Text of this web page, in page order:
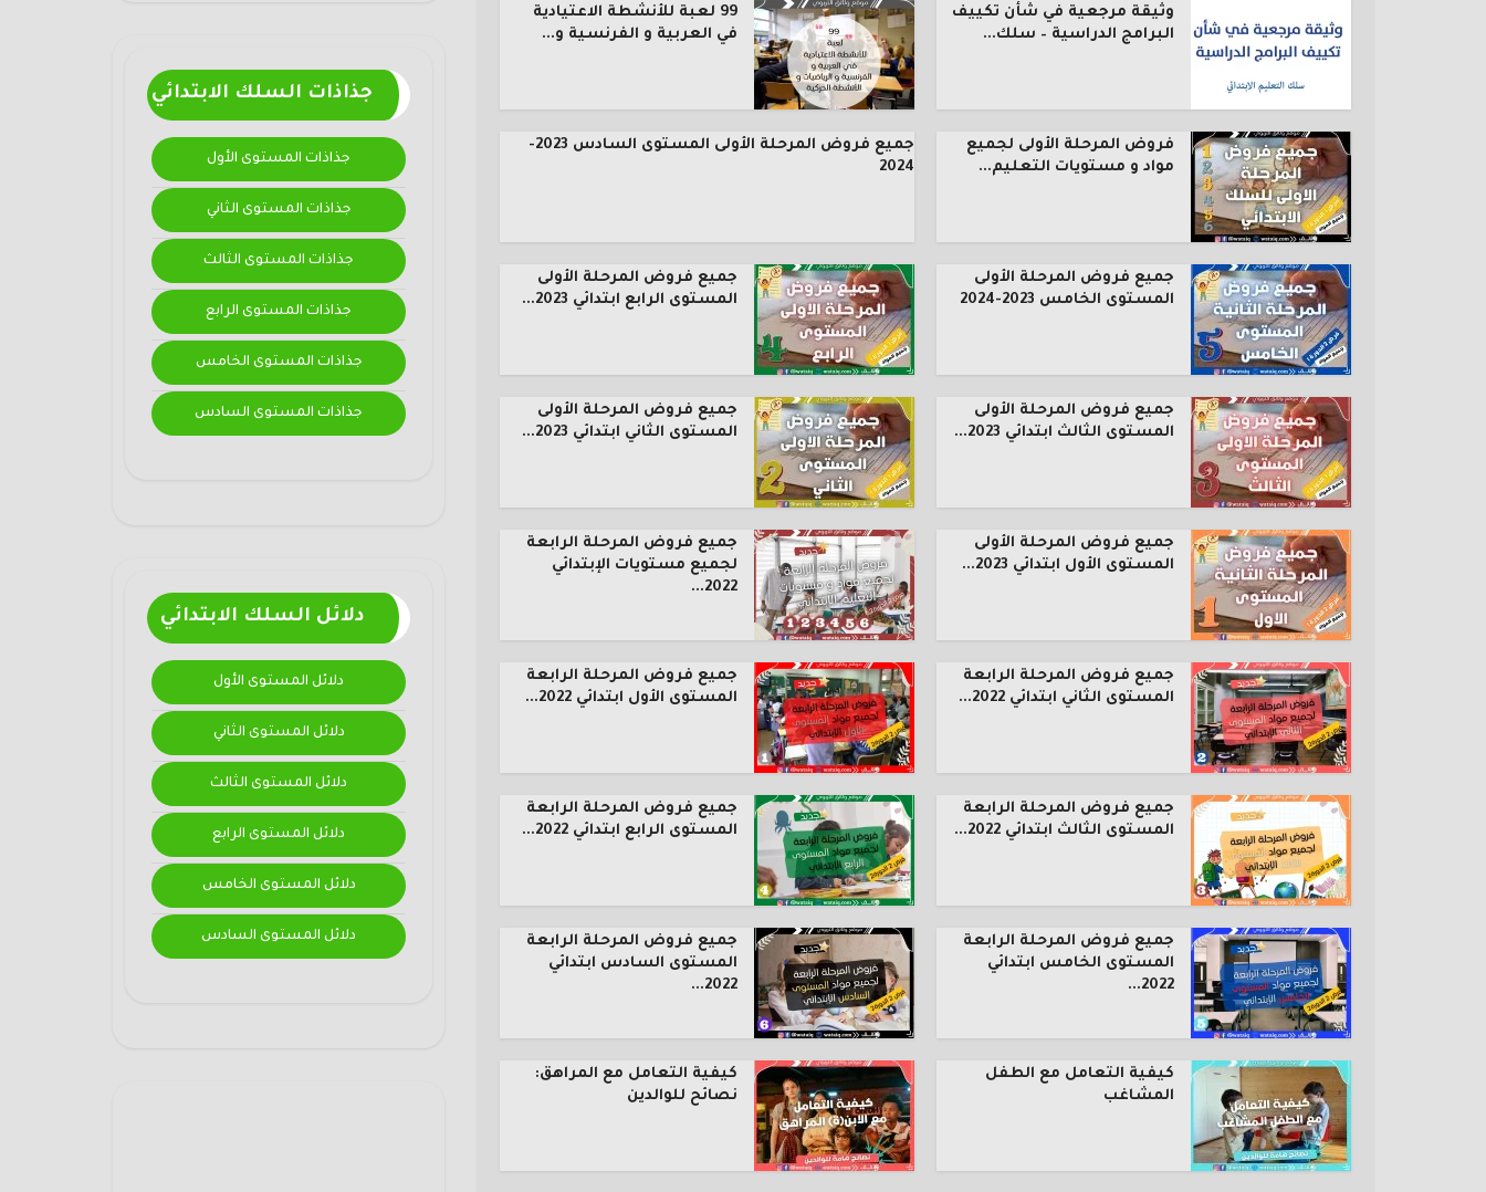
جذاذات السلك الابتدائي
جذاذات المستوى الأول
جذاذات المستوى الثاني
جذاذات المستوى الثالث
جذاذات المستوى الرابع
جذاذات المستوى الخامس
جذاذات المستوى السادس
دلائل السلك الابتدائي
دلائل المستوى الأول
دلائل المستوى الثاني
دلائل المستوى الثالث
دلائل المستوى الرابع
دلائل المستوى الخامس
دلائل المستوى السادس
وثيقة مرجعية في شأن تكييف
البرامج الدراسية – سلك...
99 لعبة للأنشطة الاعتيادية
في العربية و الفرنسية و...
فروض المرحلة الأولى لجميع
مواد و مستويات التعليم...
جميع فروض المرحلة الأولى المستوى السادس 2023-
2024
جميع فروض المرحلة الأولى
المستوى الخامس 2023-2024
جميع فروض المرحلة الأولى
المستوى الرابع ابتدائي 2023...
جميع فروض المرحلة الأولى
المستوى الثالث ابتدائي 2023...
جميع فروض المرحلة الأولى
المستوى الثاني ابتدائي 2023...
جميع فروض المرحلة الأولى
المستوى الأول ابتدائي 2023...
جميع فروض المرحلة الرابعة
لجميع مستويات الإبتدائي
2022...
جميع فروض المرحلة الرابعة
المستوى الثاني ابتدائي 2022...
جميع فروض المرحلة الرابعة
المستوى الأول ابتدائي 2022...
جميع فروض المرحلة الرابعة
المستوى الثالث ابتدائي 2022...
جميع فروض المرحلة الرابعة
المستوى الرابع ابتدائي 2022...
جميع فروض المرحلة الرابعة
المستوى الخامس ابتدائي
2022...
جميع فروض المرحلة الرابعة
المستوى السادس ابتدائي
2022...
كيفية التعامل مع الطفل
المشاغب
كيفية التعامل مع المراهق:
نصائح للوالدين